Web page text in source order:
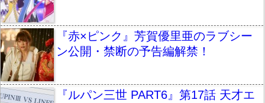
『赤×ピンク』芳賀優里亜のラブシー
ン公開・禁断の予告編解禁！
『ルパン三世 PART6』第17話 天才エ